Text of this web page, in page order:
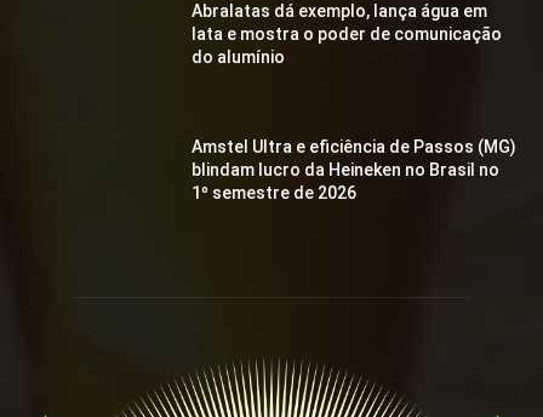
Abralatas dá exemplo, lança água em
lata e mostra o poder de comunicação
do alumínio
Amstel Ultra e eficiência de Passos (MG)
blindam lucro da Heineken no Brasil no
1º semestre de 2026